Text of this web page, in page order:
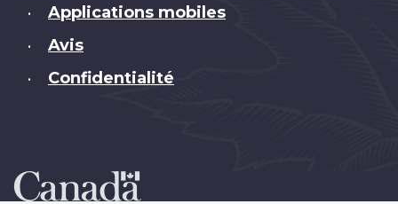
• Applications mobiles
• Avis
• Confidentialité